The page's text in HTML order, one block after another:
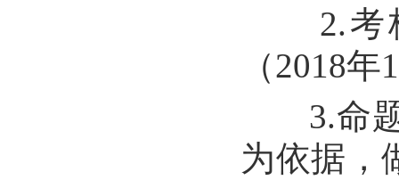
2.考
（2018
3.命
为依据，